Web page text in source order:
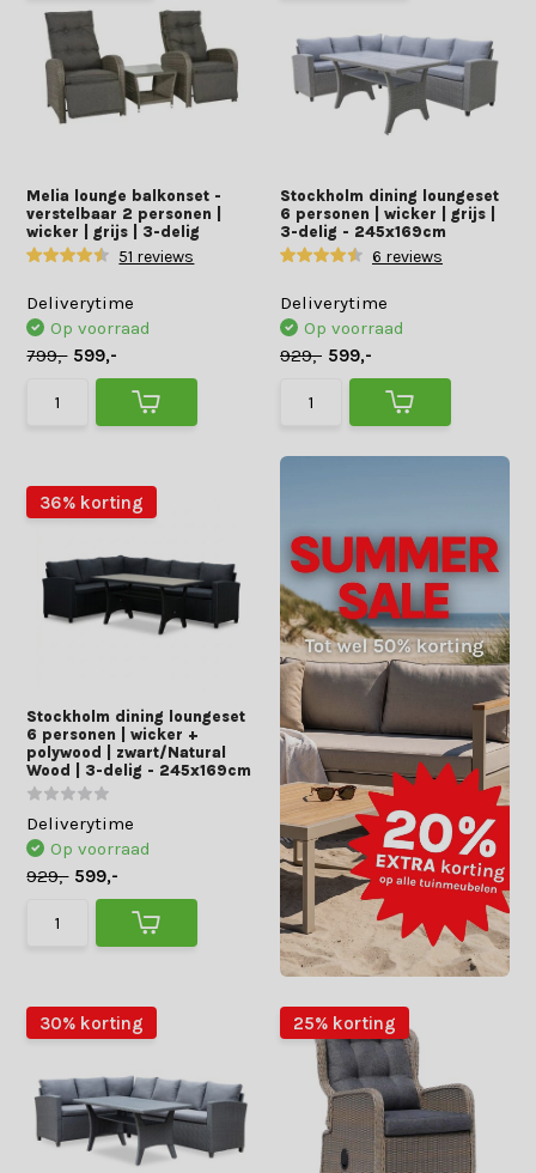
Melia lounge balkonset -
verstelbaar 2 personen |
wicker | grijs | 3-delig
51 reviews
Deliverytime
Op voorraad
799,- 599,-
Stockholm dining loungeset
6 personen | wicker | grijs |
3-delig - 245x169cm
6 reviews
Deliverytime
Op voorraad
929,- 599,-
36% korting
Stockholm dining loungeset
6 personen | wicker +
polywood | zwart/Natural
Wood | 3-delig - 245x169cm
Deliverytime
Op voorraad
929,- 599,-
30% korting 25% korting